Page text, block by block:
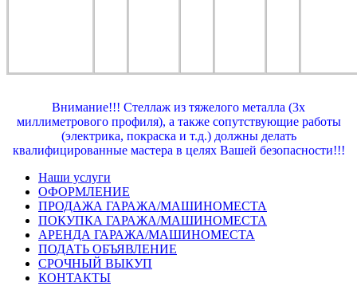
Внимание!!! Стеллаж из тяжелого металла (3х
миллиметрового профиля), а также сопутствующие работы
(электрика, покраска и т.д.) должны делать
квалифицированные мастера в целях Вашей безопасности!!!
Наши услуги
ОФОРМЛЕНИЕ
ПРОДАЖА ГАРАЖА/МАШИНОМЕСТА
ПОКУПКА ГАРАЖА/МАШИНОМЕСТА
АРЕНДА ГАРАЖА/МАШИНОМЕСТА
ПОДАТЬ ОБЪЯВЛЕНИЕ
СРОЧНЫЙ ВЫКУП
КОНТАКТЫ